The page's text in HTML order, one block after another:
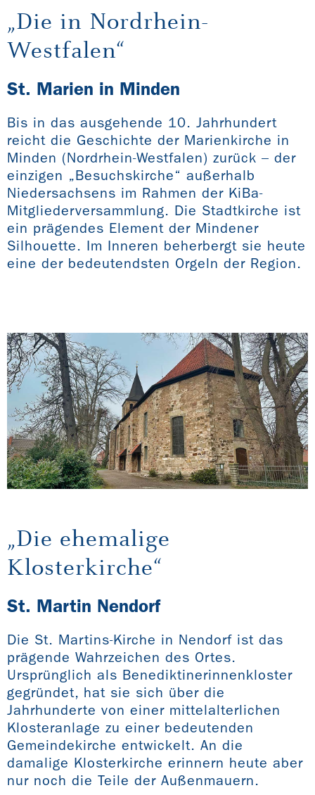
„Die in Nordrhein-
Westfalen“
St. Marien in Minden
Bis in das ausgehende 10. Jahrhundert
reicht die Geschichte der Marienkirche in
Minden (Nordrhein-Westfalen) zurück – der
einzigen „Besuchskirche“ außerhalb
Niedersachsens im Rahmen der KiBa-
Mitgliederversammlung. Die Stadtkirche ist
ein prägendes Element der Mindener
Silhouette. Im Inneren beherbergt sie heute
eine der bedeutendsten Orgeln der Region.
„Die ehemalige
Klosterkirche“
St. Martin Nendorf
Die St. Martins-Kirche in Nendorf ist das
prägende Wahrzeichen des Ortes.
Ursprünglich als Benediktinerinnenkloster
gegründet, hat sie sich über die
Jahrhunderte von einer mittelalterlichen
Klosteranlage zu einer bedeutenden
Gemeindekirche entwickelt. An die
damalige Klosterkirche erinnern heute aber
nur noch die Teile der Außenmauern.